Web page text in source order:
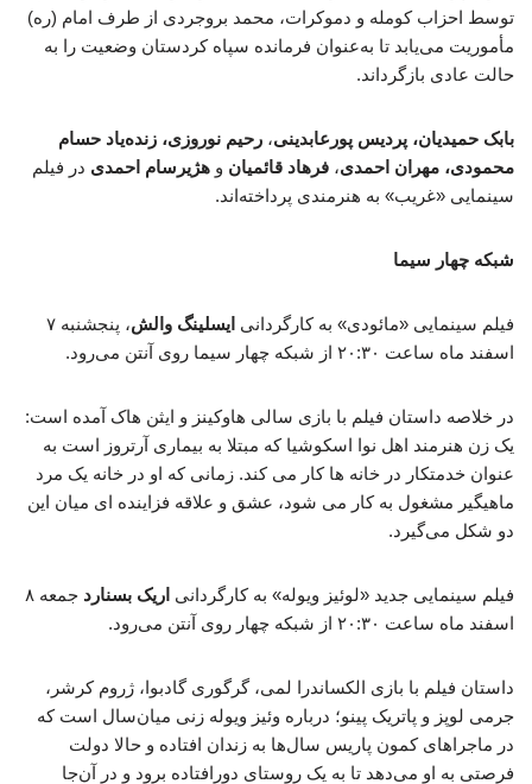
توسط احزاب کومله و دموکرات، محمد بروجردی از طرف امام (ره)
مأموریت می‌یابد تا به‌عنوان فرمانده سپاه کردستان وضعیت را به
حالت عادی بازگرداند.
بابک حمیدیان، پردیس پورعابدینی، رحیم نوروزی، زنده‌یاد حسام
محمودی، مهران احمدی، فرهاد قائمیان و هژیرسام احمدی در فیلم
سینمایی «غریب» به هنرمندی پرداخته‌اند.
شبکه چهار سیما
فیلم سینمایی «مائودی» به کارگردانی ایسلینگ والش
، پنجشنبه ۷
اسفند ماه ساعت ۲۰:۳۰ از شبکه چهار سیما روی آنتن می‌رود.
در خلاصه داستان فیلم با بازی سالی هاوکینز و ایثن هاک آمده است:
یک زن هنرمند اهل نوا اسکوشیا که مبتلا به بیماری آرتروز است به
عنوان خدمتکار در خانه ها کار می کند. زمانی که او در خانه یک مرد
ماهیگیر مشغول به کار می شود، عشق و علاقه فزاینده ای میان این
دو شکل می‌گیرد.
فیلم سینمایی جدید «لوئیز ویوله» به کارگردانی اریک بسنارد
جمعه ۸
اسفند ماه ساعت ۲۰:۳۰ از شبکه چهار روی آنتن می‌رود.
داستان فیلم با بازی الکساندرا لمی، گرگوری گادبوا، ژروم کرشر،
جرمی لوپز و پاتریک پینو؛ درباره وئیز ویوله زنی میان‌سال است که
در ماجراهای کمون پاریس سال‌ها به زندان افتاده و حالا دولت
فرصتی به او می‌دهد تا به یک روستای دورافتاده برود و در آن‌جا